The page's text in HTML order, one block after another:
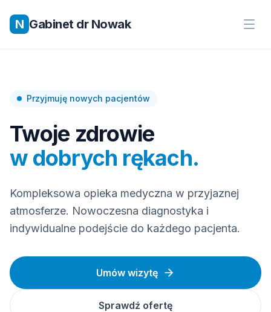
N Gabinet dr Nowak
Przyjmuję nowych pacjentów
Twoje zdrowie
w dobrych rękach.
Kompleksowa opieka medyczna w przyjaznej
atmosferze. Nowoczesna diagnostyka i
indywidualne podejście do każdego pacjenta.
Umów wizytę
Sprawdź ofertę